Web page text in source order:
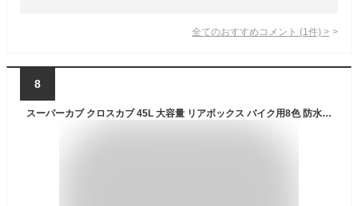
全てのおすすめコメント (1 件) >
8
スーパーカブ クロスカブ 45L 大容量 リアボックス バイク用8色 防水 耐衝撃 トップケース リアケース バイクキャリー 着脱可能 鍵付 汎用 原付バイク【取り寄せ】